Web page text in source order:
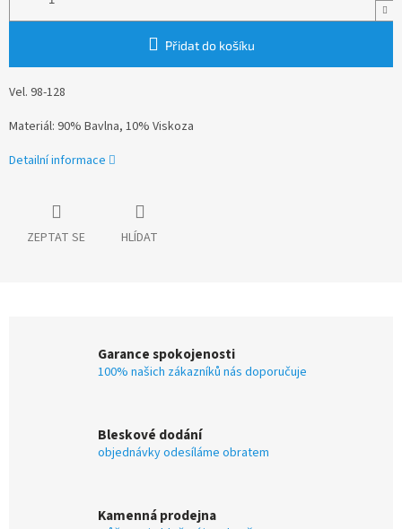
Přidat do košíku
Vel. 98-128
Materiál: 90% Bavlna, 10% Viskoza
Detailní informace
ZEPTAT SE HLÍDAT
Garance spokojenosti
100% našich zákazníků nás doporučuje
Bleskové dodání
objednávky odesíláme obratem
Kamenná prodejna